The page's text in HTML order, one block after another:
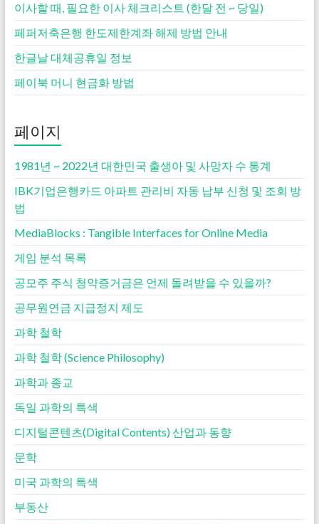
이사할 때, 필요한 이사 체크리스트 (한달 전 ~ 당일)
페퍼저축은행 한도제한계좌 해제 방법 안내
한글날 대체공휴일 정보
페이북 머니 현금화 방법
페이지
1981년 ~ 2022년 대한민국 출생아 및 사망자 수 통계
IBK기업은행카드 아파트 관리비 자동 납부 신청 및 조회 방
법
MediaBlocks : Tangible Interfaces for Online Media
게임 분석 목록
공모주 주식 청약증거금은 언제 돌려받을 수 있을까?
공무원연금 지급정지 제도
과학 철학
과학 철학 (Science Philosophy)
과학과 종교
독일 과학의 특색
디지털콘텐츠(Digital Contents) 산업과 동향
문학
미국 과학의 특색
부동산